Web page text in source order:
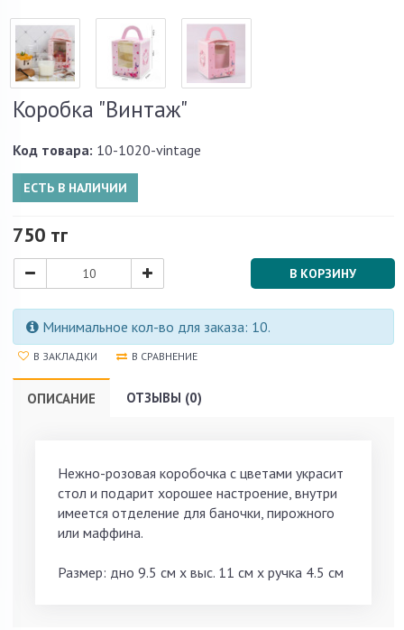
Коробка "Винтаж"
Код товара: 10-1020-vintage
ЕСТЬ В НАЛИЧИИ
750 тг
В КОРЗИНУ
Минимальное кол-во для заказа: 10.
В ЗАКЛАДКИ В СРАВНЕНИЕ
ОПИСАНИЕ ОТЗЫВЫ (0)
Нежно-розовая коробочка с цветами украсит
стол и подарит хорошее настроение, внутри
имеется отделение для баночки, пирожного
или маффина.
Размер: дно 9.5 см х выс. 11 см х ручка 4.5 см